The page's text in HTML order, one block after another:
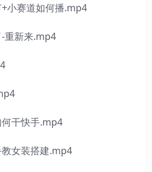
小赛道如何播.mp4
重新来.mp4
干快手.mp4
女装搭建.mp4